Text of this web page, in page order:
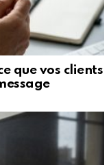
que vos clients